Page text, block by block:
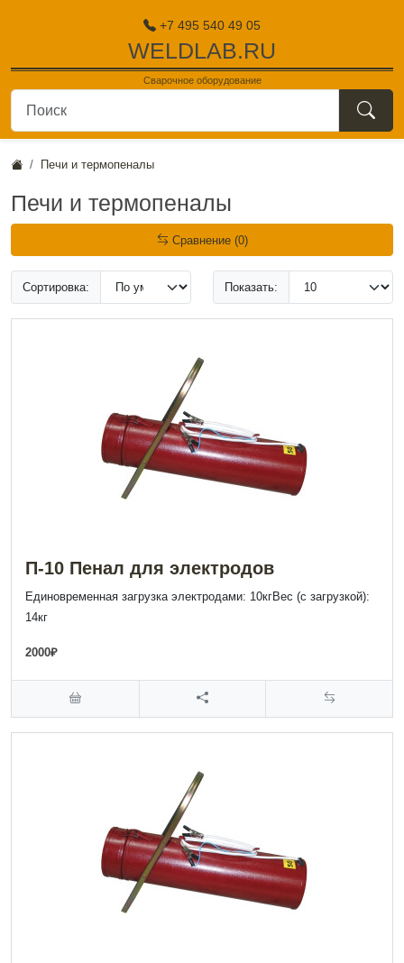
+7 495 540 49 05
WELDLAB.RU
Сварочное оборудование
Печи и термопеналы
Печи и термопеналы
Сравнение (0)
Сортировка: Показать:
П-10 Пенал для электродов
Единовременная загрузка электродами: 10кгВес (с загрузкой):
14кг
2000₽